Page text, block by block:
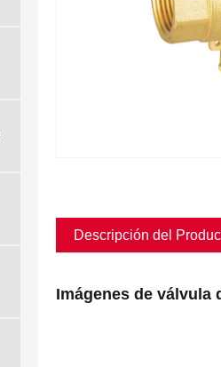
Descripción del
Imágenes de válvula